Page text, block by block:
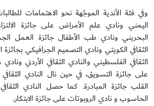
وفي فئة الأندية الموجّهة نحو الاهتمامات
اليمني ونادي علم الأمراض على جائزة
البحريني ونادي طب الأطفال جائزة العمل
الثقافي الكويتي ونادي التصميم الجرافيكي
الثقافي الفلسطيني والنادي الثقافي الأردني
على جائزة التسويق، في حين نال النادي
القلب جائزة المبادرة. كما حصل النادي
الحاسوب و نادي الروبوتات على جائزة الابتكار.